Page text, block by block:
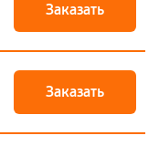
Заказать
Заказать